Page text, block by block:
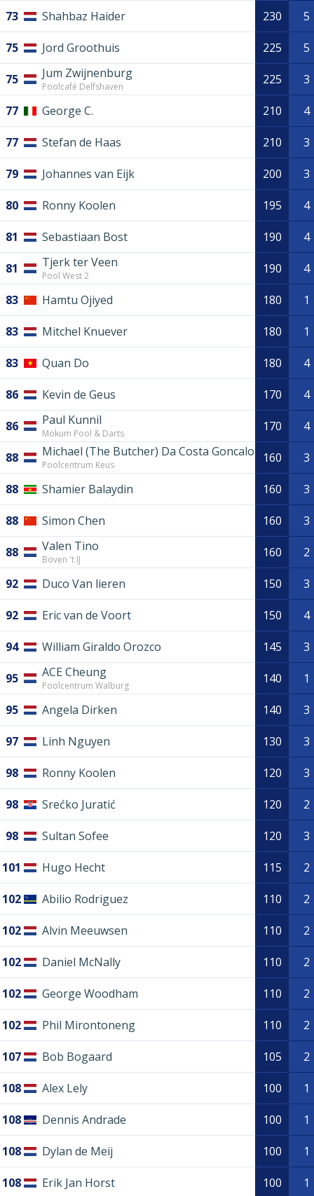
73 Shahbaz Haider 230 5
75 Jord Groothuis 225 5
75 Jum Zwijnenburg
Poolcafé Delfshaven 225 3
77 George C. 210 4
77 Stefan de Haas 210 3
79 Johannes van Eijk 200 3
80 Ronny Koolen 195 4
81 Sebastiaan Bost 190 4
81 Tjerk ter Veen
Pool West 2 190 4
83 Hamtu Ojiyed 180 1
83 Mitchel Knuever 180 1
83 Quan Do 180 4
86 Kevin de Geus 170 4
86 Paul Kunnil
Mokum Pool & Darts 170 4
88 Michael (The Butcher) Da Costa Goncalo
Poolcentrum Keus 160 3
88 Shamier Balaydin 160 3
88 Simon Chen 160 3
88 Valen Tino
Boven 't IJ 160 2
92 Duco Van lieren 150 3
92 Eric van de Voort 150 4
94 William Giraldo Orozco 145 3
95 ACE Cheung
Poolcentrum Walburg 140 1
95 Angela Dirken 140 3
97 Linh Nguyen 130 3
98 Ronny Koolen 120 3
98 Srećko Juratić 120 2
98 Sultan Sofee 120 3
101 Hugo Hecht 115 2
102 Abilio Rodriguez 110 2
102 Alvin Meeuwsen 110 2
102 Daniel McNally 110 2
102 George Woodham 110 2
102 Phil Mirontoneng 110 2
107 Bob Bogaard 105 2
108 Alex Lely 100 1
108 Dennis Andrade 100 1
108 Dylan de Meij 100 1
108 Erik Jan Horst 100 1